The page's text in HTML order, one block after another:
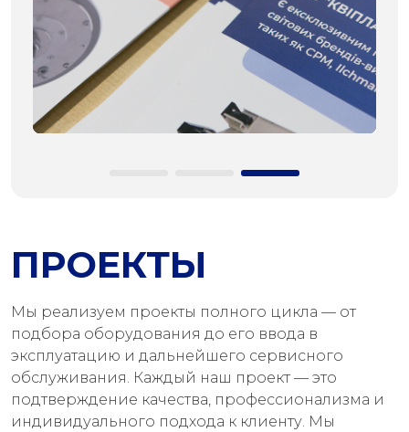
ПРОЕКТЫ
Мы реализуем проекты полного цикла — от
подбора оборудования до его ввода в
эксплуатацию и дальнейшего сервисного
обслуживания. Каждый наш проект — это
подтверждение качества, профессионализма и
индивидуального подхода к клиенту. Мы